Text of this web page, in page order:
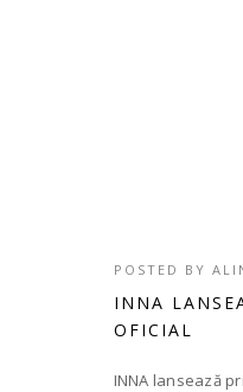
POSTED BY
INNA
OFICIAL
INNA lansează